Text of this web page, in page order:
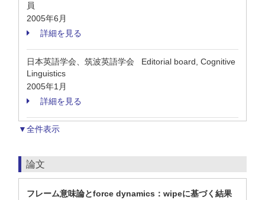
員
2005年6月
詳細を見る
日本英語学会、筑波英語学会 Editorial board, Cognitive
Linguistics
2005年1月
詳細を見る
▼全件表示
論文
フレーム意味論とforce dynamics：wipeに基づく結果